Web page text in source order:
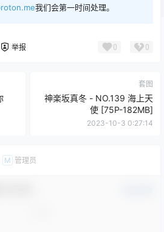
我们会第一时间处理。
举报 0 0
套图
神楽坂真冬 - NO.139 海上天
使 [75P-182MB]
2023-10-3 0:27:14
M 管理员